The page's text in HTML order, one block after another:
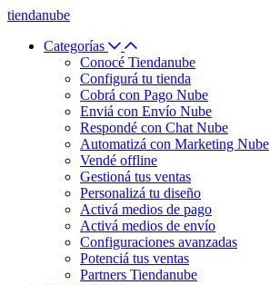
tiendanube
Categorías
Conocé Tiendanube
Configurá tu tienda
Cobrá con Pago Nube
Enviá con Envío Nube
Respondé con Chat Nube
Automatizá con Marketing Nube
Vendé offline
Gestioná tus ventas
Personalizá tu diseño
Activá medios de pago
Activá medios de envío
Configuraciones avanzadas
Potenciá tus ventas
Partners Tiendanube